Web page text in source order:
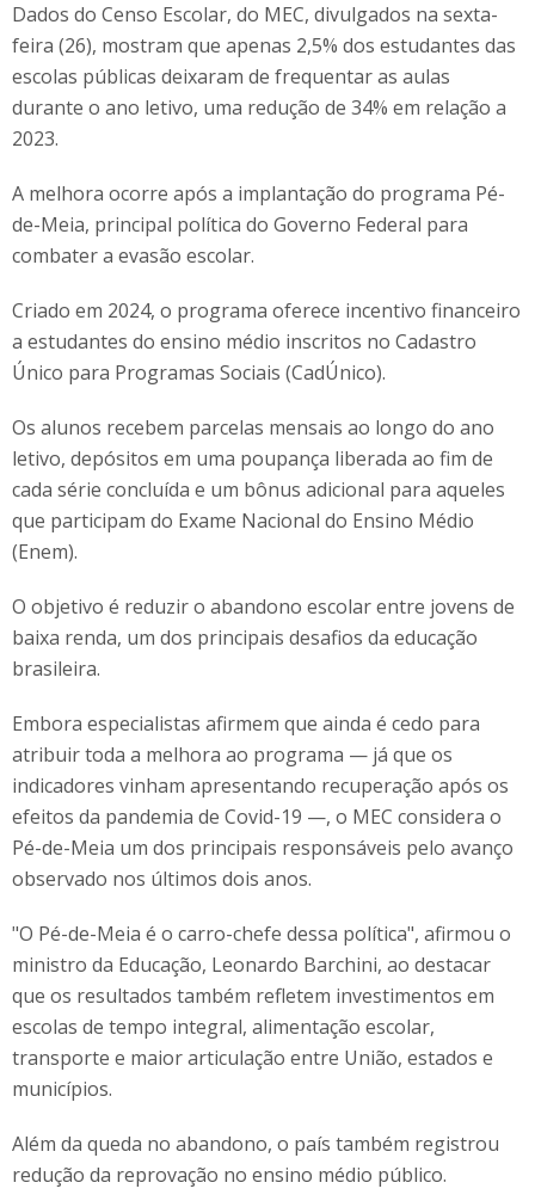
Dados do Censo Escolar, do MEC, divulgados na sexta-
feira (26), mostram que apenas 2,5% dos estudantes das
escolas públicas deixaram de frequentar as aulas
durante o ano letivo, uma redução de 34% em relação a
2023.
A melhora ocorre após a implantação do programa Pé-
de-Meia, principal política do Governo Federal para
combater a evasão escolar.
Criado em 2024, o programa oferece incentivo financeiro
a estudantes do ensino médio inscritos no Cadastro
Único para Programas Sociais (CadÚnico).
Os alunos recebem parcelas mensais ao longo do ano
letivo, depósitos em uma poupança liberada ao fim de
cada série concluída e um bônus adicional para aqueles
que participam do Exame Nacional do Ensino Médio
(Enem).
O objetivo é reduzir o abandono escolar entre jovens de
baixa renda, um dos principais desafios da educação
brasileira.
Embora especialistas afirmem que ainda é cedo para
atribuir toda a melhora ao programa — já que os
indicadores vinham apresentando recuperação após os
efeitos da pandemia de Covid-19 —, o MEC considera o
Pé-de-Meia um dos principais responsáveis pelo avanço
observado nos últimos dois anos.
"O Pé-de-Meia é o carro-chefe dessa política", afirmou o
ministro da Educação, Leonardo Barchini, ao destacar
que os resultados também refletem investimentos em
escolas de tempo integral, alimentação escolar,
transporte e maior articulação entre União, estados e
municípios.
Além da queda no abandono, o país também registrou
redução da reprovação no ensino médio público.